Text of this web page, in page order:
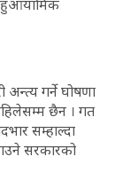
अन्त्य गर्ने घोषणा
छैन । गत
सम्हाल्दा
सरकारको